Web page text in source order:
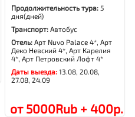
Продолжительность тура: 5
дня(дней)
Транспорт:Автобус
Отель:Арт Nuvo Palace 4*, Арт
Деко Невский 4*, Арт Карелия
4*, Арт Петровский Лофт 4*
Даты выезда:13.08, 20.08,
27.08, 24.09
от 5000Rub + 400р.